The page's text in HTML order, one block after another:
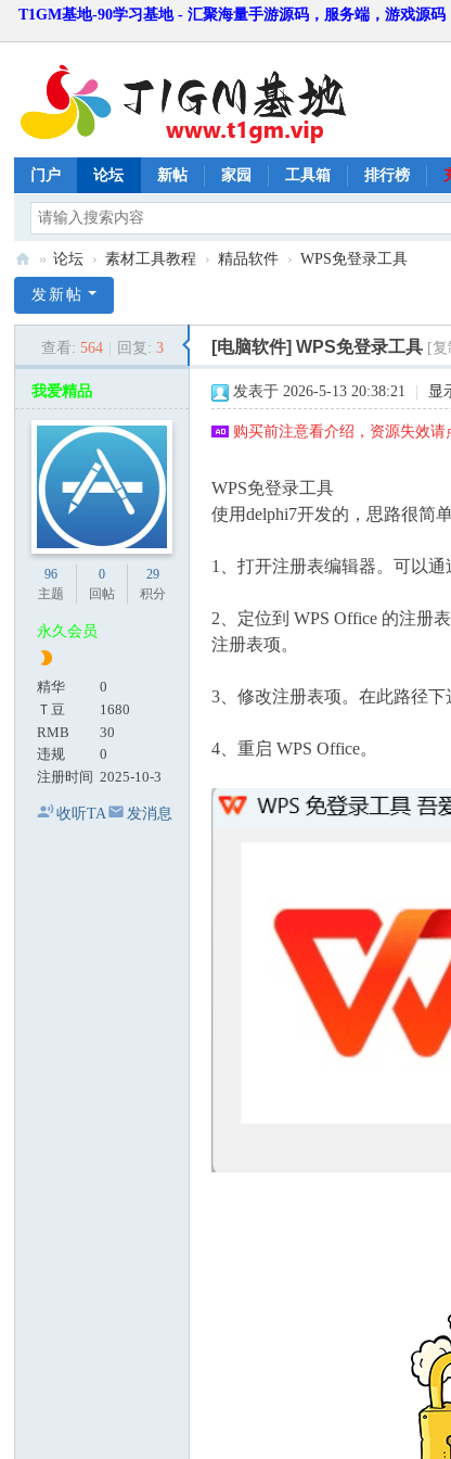
T1GM基地-90学习基地 - 汇聚海量手游源码，服务端，游戏源码
门户 论坛 新帖 家园 工具箱 排行榜
1
» 论坛 › 素材工具教程 › 精品软件 › WPS免登录工具
发新帖
查看: 564 回复: 3 [电脑软件]WPS免登录工具 [复
我爱精品
96
主题
0
回帖
29
积分
永久会员
精华
0
Ｔ豆
1680
RMB
30
违规
0
注册时间 2025-10-3
收听TA 发消息
发表于 2026-5-13 20:38:21 显
购买前注意看介绍，资源失效
WPS免登录工具
使用delphi7开发的，思路很简
1、打开注册表编辑器。可以通
2、定位到 WPS Office 的注册
注册表项。
3、修改注册表项。在此路径下
4、重启 WPS Office。